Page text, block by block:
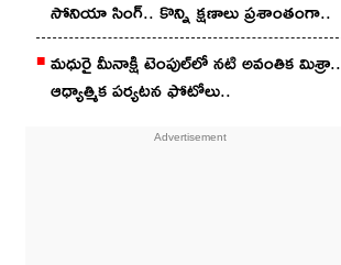
సోనియా సింగ్‌.. కొన్ని క్షణాలు ప్రశాంతంగా..
మధురై మీనాక్షి టెంపుల్‌లో న‌టి అవంతిక మిశ్రా..
ఆధ్యాత్మిక ప‌ర్య‌ట‌న ఫోటోలు..